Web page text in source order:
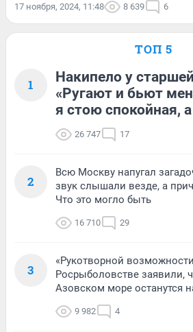
17 ноября, 2024, 11:48 8 639 6
ТОП 5
1
Накипело у
«Ругают и бьют
я стою спокойная,
26 747 17
2
Всю Москву напугал
звук слышали везде, а
Что это могло быть
16 710 29
3
«Рукотворной
Росрыболовстве заявили,
Азовском море останутся
9 982 4